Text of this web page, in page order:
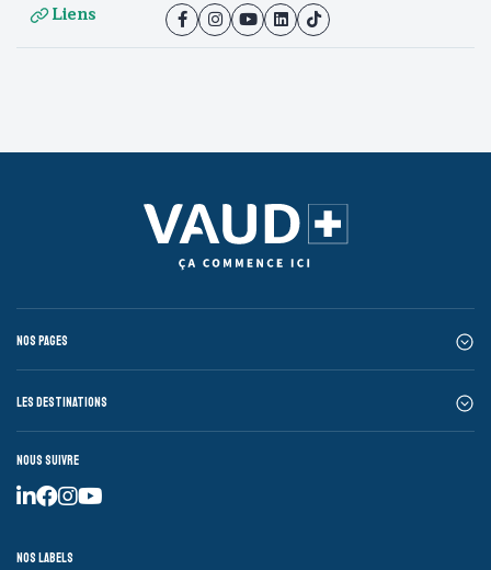
Liens
Nos pages
Les destinations
Nous suivre
Nos labels